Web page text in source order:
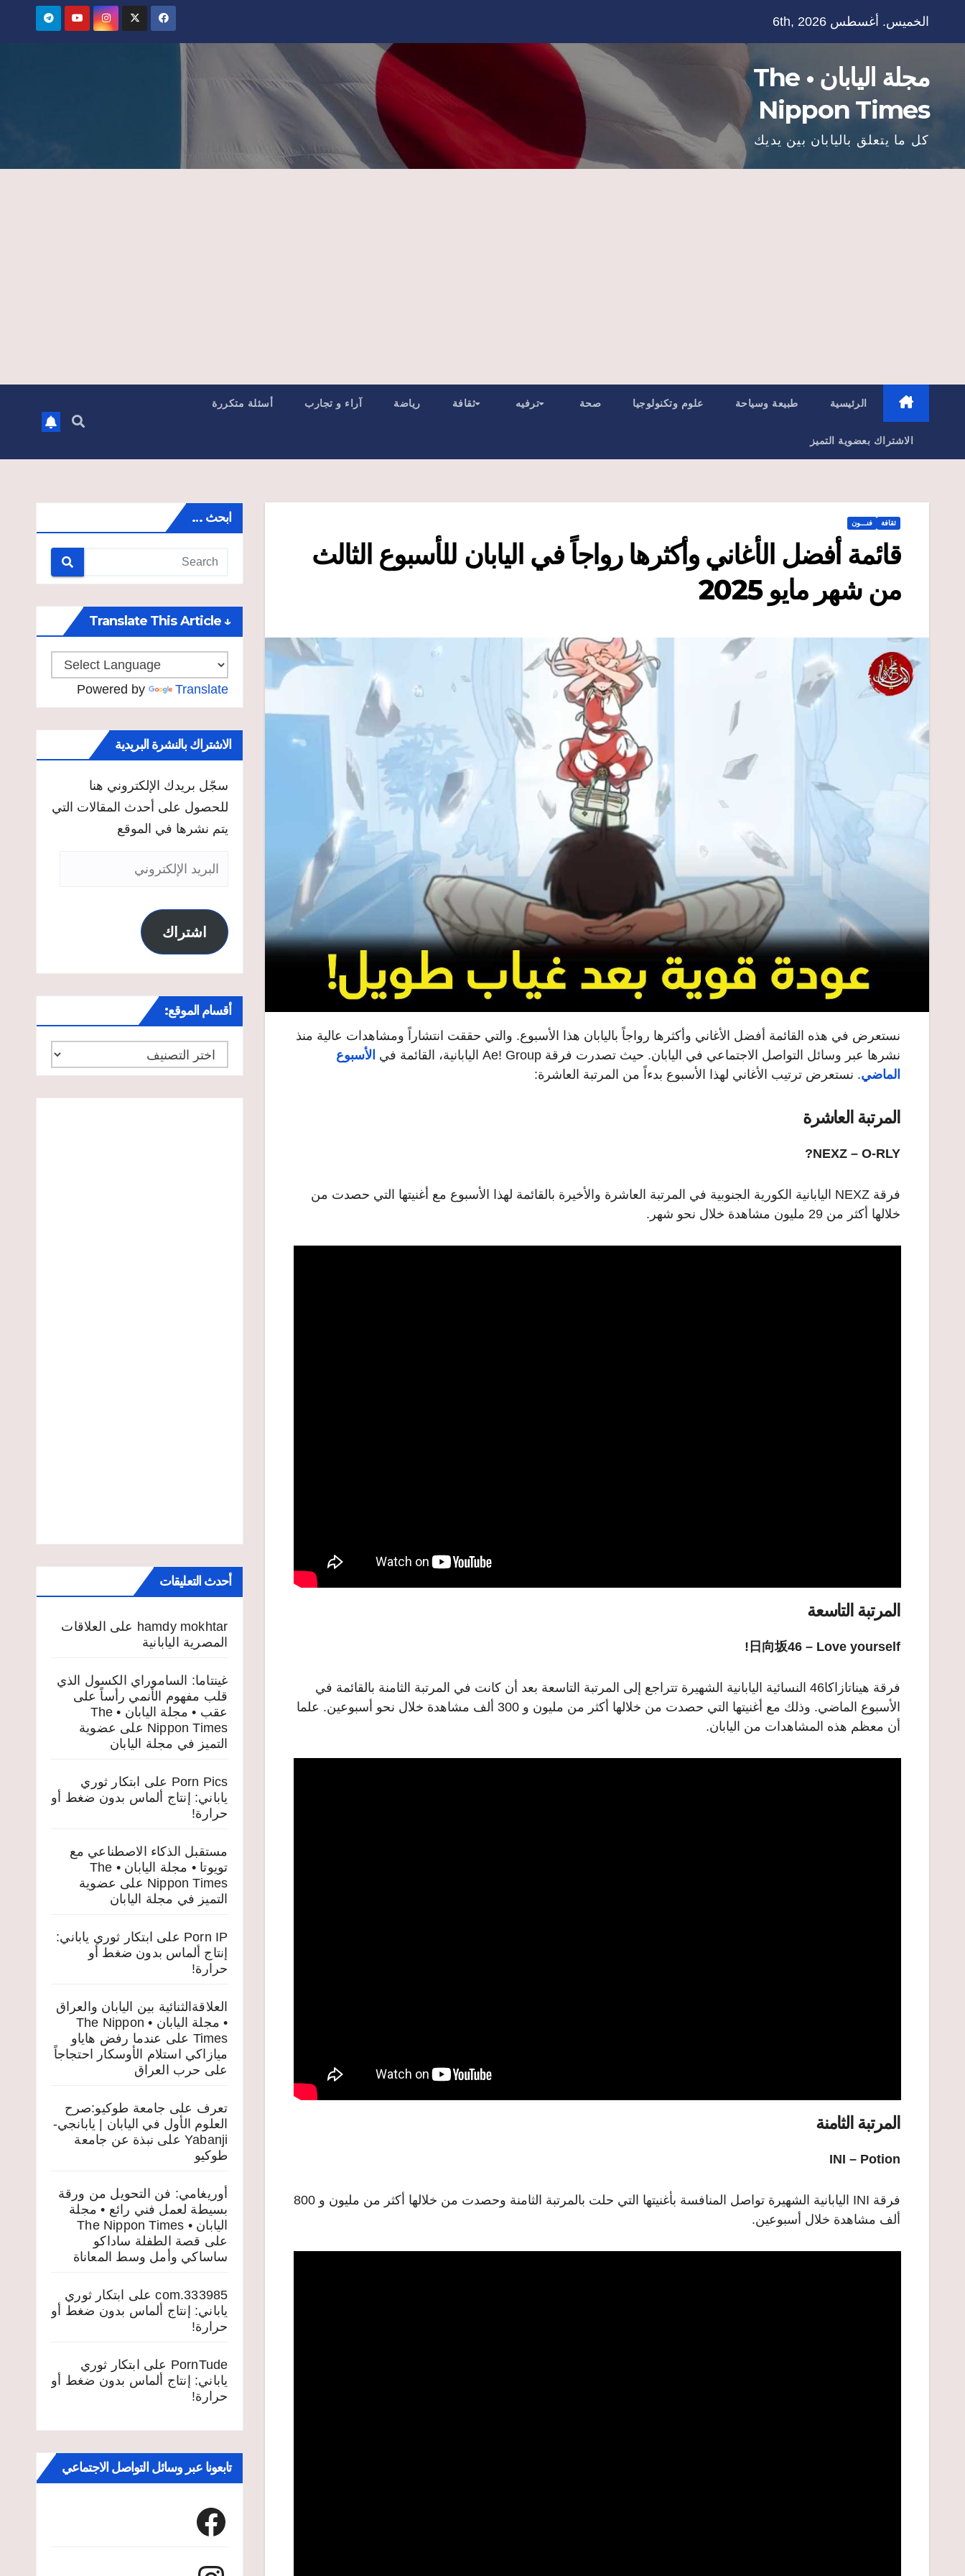
الخميس. أغسطس 6th, 2026
مجلة اليابان • The
Nippon Times
كل ما يتعلق باليابان بين يديك
الرئيسية طبيعة وسياحة علوم وتكنولوجيا صحة ترفيه ثقافة رياضة آراء و تجارب أسئلة متكررة
الاشتراك بعضوية التميز
ثقافة فنـــون
قائمة أفضل الأغاني وأكثرها رواجاً في اليابان للأسبوع الثالث
من شهر مايو 2025
نستعرض في هذه القائمة أفضل الأغاني وأكثرها رواجاً باليابان هذا الأسبوع. والتي حققت انتشاراً ومشاهدات عالية منذ
نشرها عبر وسائل التواصل الاجتماعي في اليابان. حيث تصدرت فرقة Ae! Group اليابانية، القائمة في
الأسبوع
الماضي. نستعرض ترتيب الأغاني لهذا الأسبوع بدءاً من المرتبة العاشرة:
المرتبة العاشرة
NEXZ – O-RLY?
فرقة NEXZ اليابانية الكورية الجنوبية في المرتبة العاشرة والأخيرة بالقائمة لهذا الأسبوع مع أغنيتها التي حصدت من
خلالها أكثر من 29 مليون مشاهدة خلال نحو شهر.
المرتبة التاسعة
日向坂46 – Love yourself!
فرقة هيناتازاكا46 النسائية اليابانية الشهيرة تتراجع إلى المرتبة التاسعة بعد أن كانت في المرتبة الثامنة بالقائمة في
الأسبوع الماضي. وذلك مع أغنيتها التي حصدت من خلالها أكثر من مليون و 300 ألف مشاهدة خلال نحو أسبوعين. علما
أن معظم هذه المشاهدات من اليابان.
المرتبة الثامنة
INI – Potion
فرقة INI اليابانية الشهيرة تواصل المنافسة بأغنيتها التي حلت بالمرتبة الثامنة وحصدت من خلالها أكثر من مليون و 800
ألف مشاهدة خلال أسبوعين.
ابحث …
↓ Translate This Article
Powered by Translate
الاشتراك بالنشرة البريدية
سجّل بريدك الإلكتروني هنا
للحصول على أحدث المقالات التي
يتم نشرها في الموقع
البريد
اشتراك
أقسام الموقع:
أقسام
الموقع:
أحدث التعليقات
hamdy mokhtar على
العلاقات
المصرية اليابانية
غينتاما: الساموراي الكسول الذي
قلب مفهوم الأنمي رأساً على
عقب • مجلة اليابان • The
Nippon Times على عضوية
التميز في مجلة اليابان
Porn Pics على
ابتكار ثوري
ياباني: إنتاج ألماس بدون ضغط أو
حرارة!
مستقبل الذكاء الاصطناعي مع
تويوتا • مجلة اليابان • The
Nippon Times على عضوية
التميز في مجلة اليابان
Porn IP على ابتكار ثوري ياباني:
إنتاج ألماس بدون ضغط أو
حرارة!
العلاقةالثنائية بين اليابان والعراق
• مجلة اليابان • The Nippon
Times على عندما رفض هاياو
ميازاكي استلام الأوسكار احتجاجاً
على حرب العراق
تعرف على جامعة طوكيو:صرح
العلوم الأول في اليابان | يابانجي-
Yabanjiعلى نبذة عن جامعة
طوكيو
أوريغامي: فن التحويل من ورقة
بسيطة لعمل فني رائع • مجلة
اليابان • The Nippon Times
على قصة الطفلة ساداكو
ساساكي وأمل وسط المعاناة
333985.com على
ابتكار ثوري
ياباني: إنتاج ألماس بدون ضغط أو
حرارة!
PornTude على
ابتكار ثوري
ياباني: إنتاج ألماس بدون ضغط أو
حرارة!
تابعونا عبر وسائل التواصل الاجتماعي
Facebook
Instagram